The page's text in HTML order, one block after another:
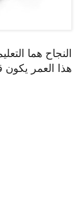
النجاح هما
هذا العمر